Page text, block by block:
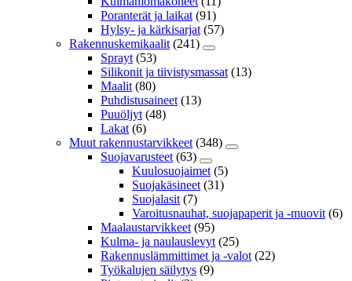
Poranterät ja laikat (91)
Hylsy- ja kärkisarjat (57)
Rakennuskemikaalit (241)
Sprayt (53)
Silikonit ja tiivistysmassat (13)
Maalit (80)
Puhdistusaineet (13)
Puuöljyt (48)
Lakat (6)
Muut rakennustarvikkeet (348)
Suojavarusteet (63)
Kuulosuojaimet (5)
Suojakäsineet (31)
Suojalasit (7)
Varoitusnauhat, suojapaperit ja -muovit (6)
Maalaustarvikkeet (95)
Kulma- ja naulauslevyt (25)
Rakennuslämmittimet ja -valot (22)
Työkalujen säilytys (9)